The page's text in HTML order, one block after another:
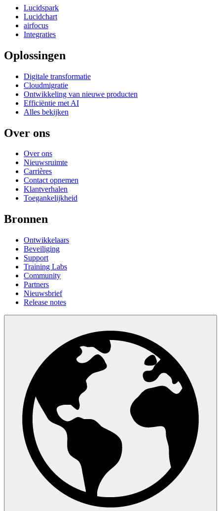
Lucidspark
Lucidchart
airfocus
Integraties
Oplossingen
Digitale transformatie
Cloudmigratie
Ontwikkeling van nieuwe producten
Efficiëntie met AI
Alles bekijken
Over ons
Over ons
Nieuwsruimte
Carrières
Contact opnemen
Klantverhalen
Toegankelijkheid
Bronnen
Ontwikkelaars
Beveiliging
Support
Training Labs
Community
Partners
Nieuwsbrief
Release notes